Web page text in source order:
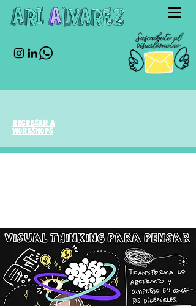
regresar a
workshops